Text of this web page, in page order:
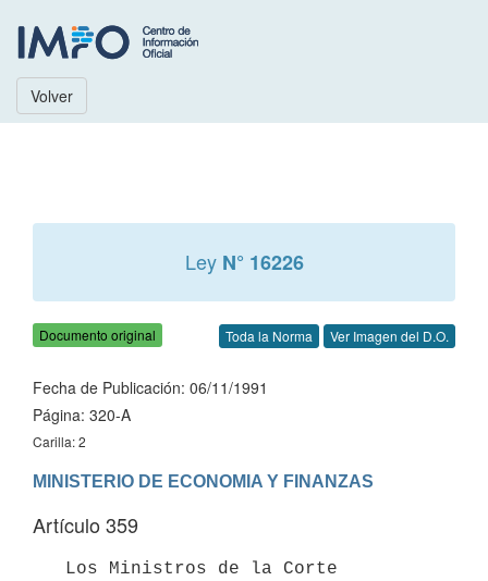
Volver
Ley N° 16226
Documento original Toda la Norma Ver Imagen del D.O.
Fecha de Publicación: 06/11/1991
Página: 320-A
Carilla: 2
MINISTERIO DE ECONOMIA Y FINANZAS
Artículo 359